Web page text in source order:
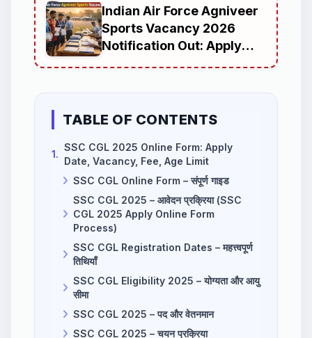
Indian Air Force Agniveer
Sports Vacancy 2026
Notification Out: Apply
Sports Recruitment 2026
TABLE OF CONTENTS
1.
SSC CGL 2025 Online Form: Apply
Date, Vacancy, Fee, Age Limit
SSC CGL Online Form – संपूर्ण गाइड
SSC CGL 2025 – आवेदन प्रक्रिया (SSC
CGL 2025 Apply Online Form
Process)
SSC CGL Registration Dates – महत्त्वपूर्ण
तिथियाँ
SSC CGL Eligibility 2025 – योग्यता और आयु
सीमा
SSC CGL 2025 – पद और वेतनमान
SSC CGL 2025 – चयन प्रक्रिया